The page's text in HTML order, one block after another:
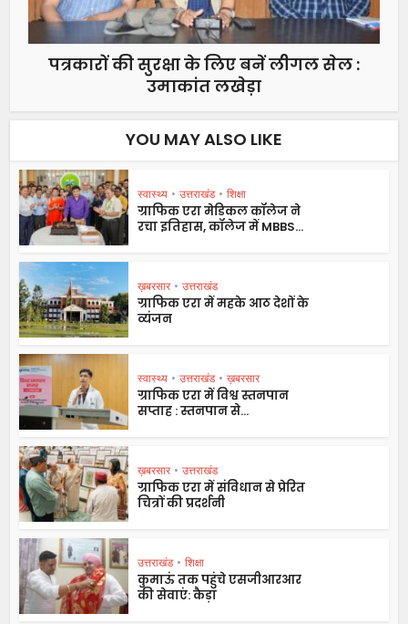
पत्रकारों की सुरक्षा के लिए बनें लीगल सेल :
उमाकांत लखेड़ा
YOU MAY ALSO LIKE
स्वास्थ्य • उत्तराखंड • शिक्षा
ग्राफिक एरा मेडिकल कॉलेज ने
रचा इतिहास, कॉलेज में MBBS...
ख़बरसार • उत्तराखंड
ग्राफिक एरा में महके आठ देशों के
व्यंजन
स्वास्थ्य • उत्तराखंड • ख़बरसार
ग्राफिक एरा में विश्व स्तनपान
सप्ताह : स्तनपान से...
ख़बरसार • उत्तराखंड
ग्राफिक एरा में संविधान से प्रेरित
चित्रों की प्रदर्शनी
उत्तराखंड • शिक्षा
कुमाऊं तक पहुंचे एसजीआरआर
की सेवाएं: कैड़ा